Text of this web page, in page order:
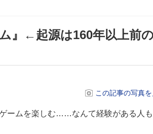
』←起源は160年以上前
この記事の写真を
ームを楽しむ……なんて経験がある人